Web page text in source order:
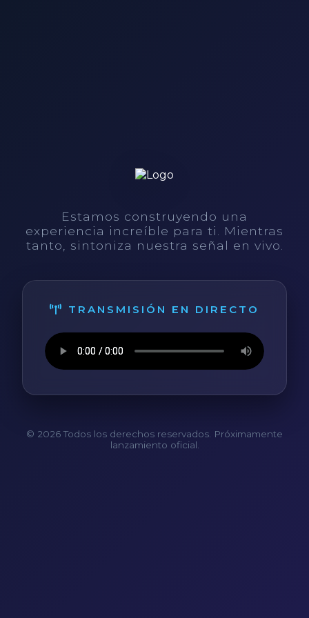
Estamos construyendo una
experiencia increíble para ti. Mientras
tanto, sintoniza nuestra señal en vivo.
TRANSMISIÓN EN DIRECTO
© 2026 Todos los derechos reservados. Próximamente
lanzamiento oficial.